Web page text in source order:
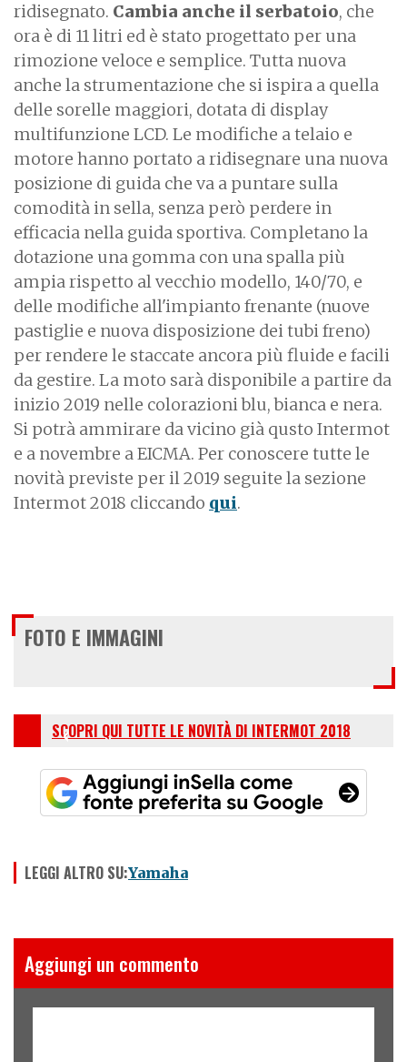
ridisegnato. Cambia anche il serbatoio, che
ora è di 11 litri ed è stato progettato per una
rimozione veloce e semplice. Tutta nuova
anche la strumentazione che si ispira a quella
delle sorelle maggiori, dotata di display
multifunzione LCD. Le modifiche a telaio e
motore hanno portato a ridisegnare una nuova
posizione di guida che va a puntare sulla
comodità in sella, senza però perdere in
efficacia nella guida sportiva. Completano la
dotazione una gomma con una spalla più
ampia rispetto al vecchio modello, 140/70, e
delle modifiche all'impianto frenante (nuove
pastiglie e nuova disposizione dei tubi freno)
per rendere le staccate ancora più fluide e facili
da gestire. La moto sarà disponibile a partire da
inizio 2019 nelle colorazioni blu, bianca e nera.
Si potrà ammirare da vicino già qusto Intermot
e a novembre a EICMA. Per conoscere tutte le
novità previste per il 2019 seguite la sezione
Intermot 2018 cliccando qui.
FOTO E IMMAGINI
SCOPRI QUI TUTTE LE NOVITÀ DI INTERMOT 2018
LEGGI ALTRO SU:Yamaha
Aggiungi un commento